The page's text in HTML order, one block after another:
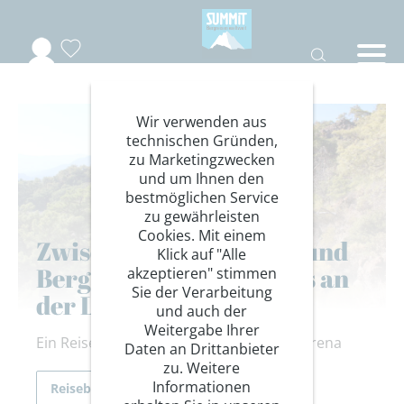
Zwischen Antike, Meer und
Bergpfaden – unterwegs an
der Lykischen Küste
Ein Reisebericht von unserer Kollegin Verena
Reiseberichte
Wir verwenden aus
technischen Gründen,
zu Marketingzwecken
und um Ihnen den
bestmöglichen Service
zu gewährleisten
Cookies. Mit einem
Klick auf "Alle
akzeptieren" stimmen
Sie der Verarbeitung
und auch der
Weitergabe Ihrer
Daten an Drittanbieter
zu. Weitere
Informationen